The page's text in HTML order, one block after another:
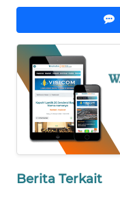
Berita Terkait
SUMSEL
WN
BENGKULU
WN
LAMPUNG
WN